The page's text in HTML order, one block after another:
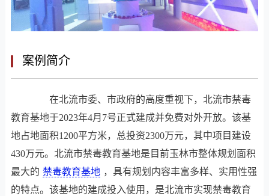
案例简介
在北流市委、市政府的高度重视下，北流市禁毒
教育基地于2023年4月7号正式建成并免费对外开放。该基
地占地面积1200平方米，总投资2300万元，其中项目建设
430万元。北流市禁毒教育基地是目前玉林市整体规划面积
最大的 禁毒教育基地 ，具有规划内容丰富多样、实用性强
的特点。该基地的建成投入使用，是北流市实现禁毒教育